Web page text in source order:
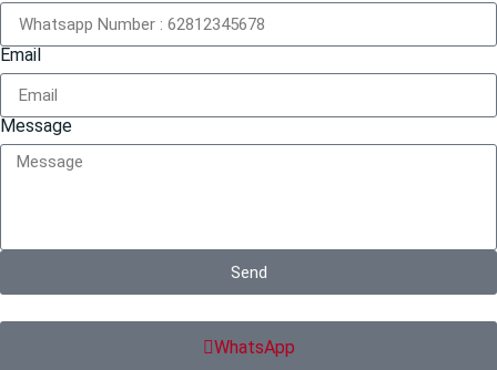
Email
Message
Send
WhatsApp